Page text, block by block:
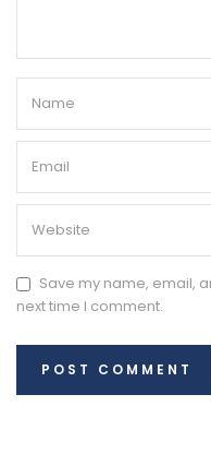
Save my name, email,
next time I comment.